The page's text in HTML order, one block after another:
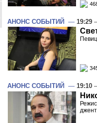
АНОНС СОБЫТИЙ — 19:29
АНОНС СОБЫТИЙ — 19:10